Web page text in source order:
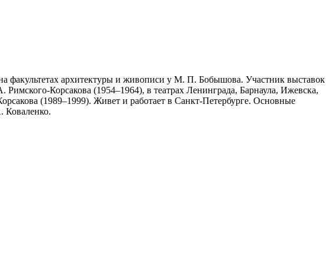
архитектуры и живописи у М. П. Бобышова. Участник выставок
Корсакова (1954–1964), в театрах Ленинграда, Барнаула, Ижевска,
(1989–1999). Живет и работает в Санкт‑Петербурге. Основные